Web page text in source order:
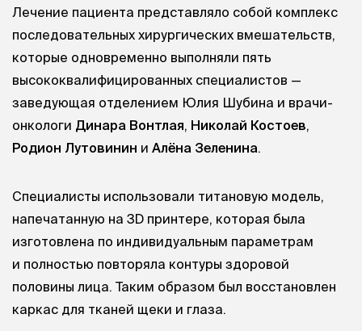
Лечение пациента представляло собой комплекс
последовательных хирургических вмешательств,
которые одновременно выполняли пять
высококвалифицированных специалистов —
заведующая отделением Юлия Шубина и врачи-
онкологи Динара Вонтлая, Николай Костоев,
Родион Лутовинин и Алёна Зеленина.
Специалисты использовали титановую модель,
напечатанную на 3D принтере, которая была
изготовлена по индивидуальным параметрам
и полностью повторяла контуры здоровой
половины лица. Таким образом был восстановлен
каркас для тканей щеки и глаза.